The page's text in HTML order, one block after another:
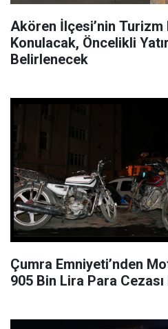
Akören İlçesi’nin
Konulacak, Öncelikli
Belirlenecek
Çumra Emniyeti’nden
905 Bin Lira Para